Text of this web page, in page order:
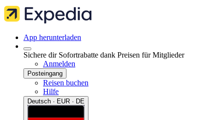
App herunterladen
Sichere dir Sofortrabatte dank Preisen für Mitglieder
Anmelden
Posteingang
Reisen buchen
Hilfe
Deutsch · EUR · DE